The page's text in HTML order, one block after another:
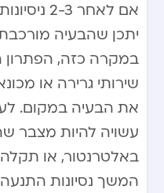
אם לאחר
יתכן שהבעיה
במקרה כזה, הפתרון
שירותי גרירה או
את הבעיה במקום.
עשויה להיות מצבר
באלטרנטור, או
המשך נסיונות